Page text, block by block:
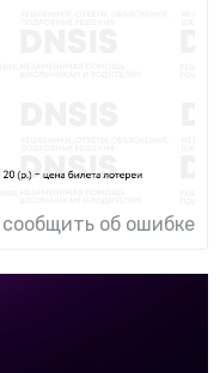
сообщить об ошибке